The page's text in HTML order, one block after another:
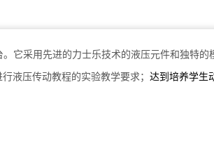
它采用先进的力士乐技术的液压元件和独特的
液压传动教程的实验教学要求； 达到培养学生